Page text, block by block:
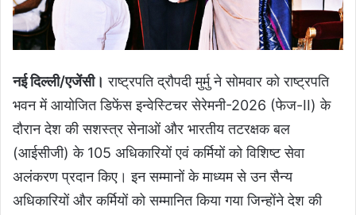
नई दिल्ली/एजेंसी। राष्ट्रपति द्रौपदी मुर्मु ने सोमवार को राष्ट्रपति
भवन में आयोजित डिफेंस इन्वेस्टिचर सेरेमनी-2026 (फेज-II) के
दौरान देश की सशस्त्र सेनाओं और भारतीय तटरक्षक बल
(आईसीजी) के 105 अधिकारियों एवं कर्मियों को विशिष्ट सेवा
अलंकरण प्रदान किए। इन सम्मानों के माध्यम से उन सैन्य
अधिकारियों और कर्मियों को सम्मानित किया गया जिन्होंने देश की